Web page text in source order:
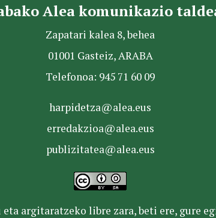
Alea komunikazio
Zapatari kalea 8, behea
01001 Gasteiz, ARABA
Telefonoa: 945 71 60 09
harpidetza@alea.eus
erredakzioa@alea.eus
publizitatea@alea.eus
argitaratzeko libre zara, beti ere, gure